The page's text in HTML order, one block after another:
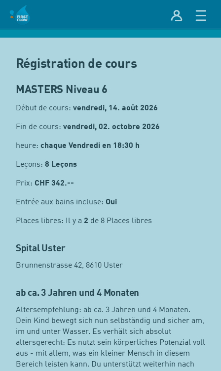
Régistration de cours
MASTERS Niveau 6
Début de cours: vendredi, 14. août 2026
Fin de cours: vendredi, 02. octobre 2026
heure: chaque Vendredi en 18:30 h
Leçons: 8 Leçons
Prix: CHF 342.--
Entrée aux bains incluse: Oui
Places libres: Il y a 2 de 8 Places libres
Spital Uster
Brunnenstrasse 42, 8610 Uster
ab ca. 3 Jahren und 4 Monaten
Altersempfehlung: ab ca. 3 Jahren und 4 Monaten.
Dein Kind bewegt sich nun selbständig und sicher am,
im und unter Wasser. Es verhält sich absolut
altersgerecht: Es nutzt sein körperliches Potenzial voll
aus - mit allem, was ein kleiner Mensch in diesem
Bereich leisten kann. Du unterstützt weiterhin nach